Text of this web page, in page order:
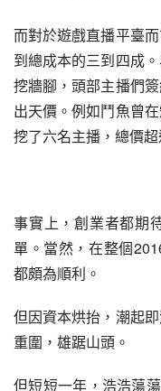
而對於遊戲直播平臺
到總成本的三到四成
挖牆腳，頭部主播們
出天價。例如鬥魚曾
挖了六名主播，總價
事實上，創業者都期
單。當然，在整個
都頗為順利。
但因資本烘抬，潮起
重圍，雄踞山頭。
但短短一年，浩浩蕩